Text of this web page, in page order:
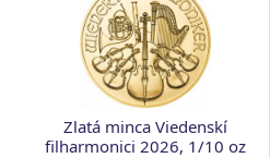
Zlatá minca Viedenskí
filharmonici 2026, 1/10 oz